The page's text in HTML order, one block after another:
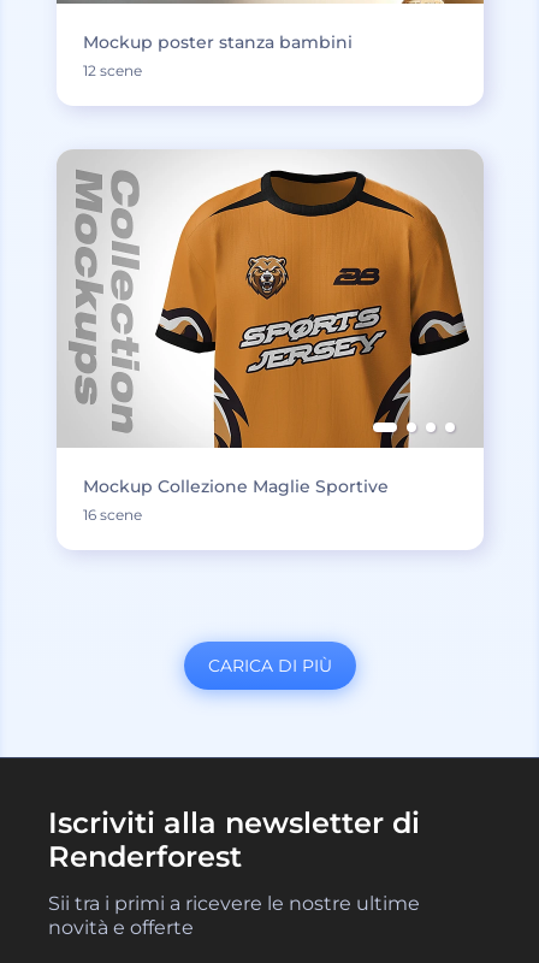
Mockup poster stanza bambini
12 scene
Mockup Collezione Maglie Sportive
16 scene
CARICA DI PIÙ
Iscriviti alla newsletter di
Renderforest
Sii tra i primi a ricevere le nostre ultime
novità e offerte